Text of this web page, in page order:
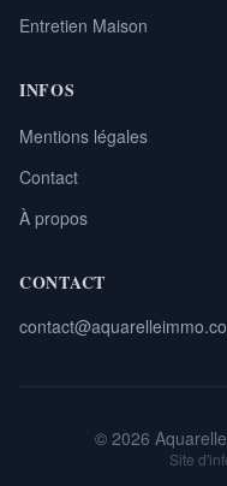
Entretien Maison
INFOS
Mentions légales
Contact
À propos
CONTACT
© 2026
Site